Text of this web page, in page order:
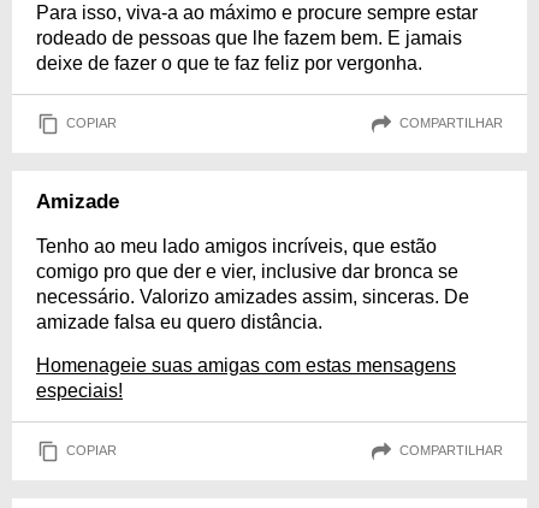
Para isso, viva-a ao máximo e procure sempre estar
rodeado de pessoas que lhe fazem bem. E jamais
deixe de fazer o que te faz feliz por vergonha.
COPIAR COMPARTILHAR
Amizade
Tenho ao meu lado amigos incríveis, que estão
comigo pro que der e vier, inclusive dar bronca se
necessário. Valorizo amizades assim, sinceras. De
amizade falsa eu quero distância.
Homenageie suas amigas com estas mensagens
especiais!
COPIAR COMPARTILHAR